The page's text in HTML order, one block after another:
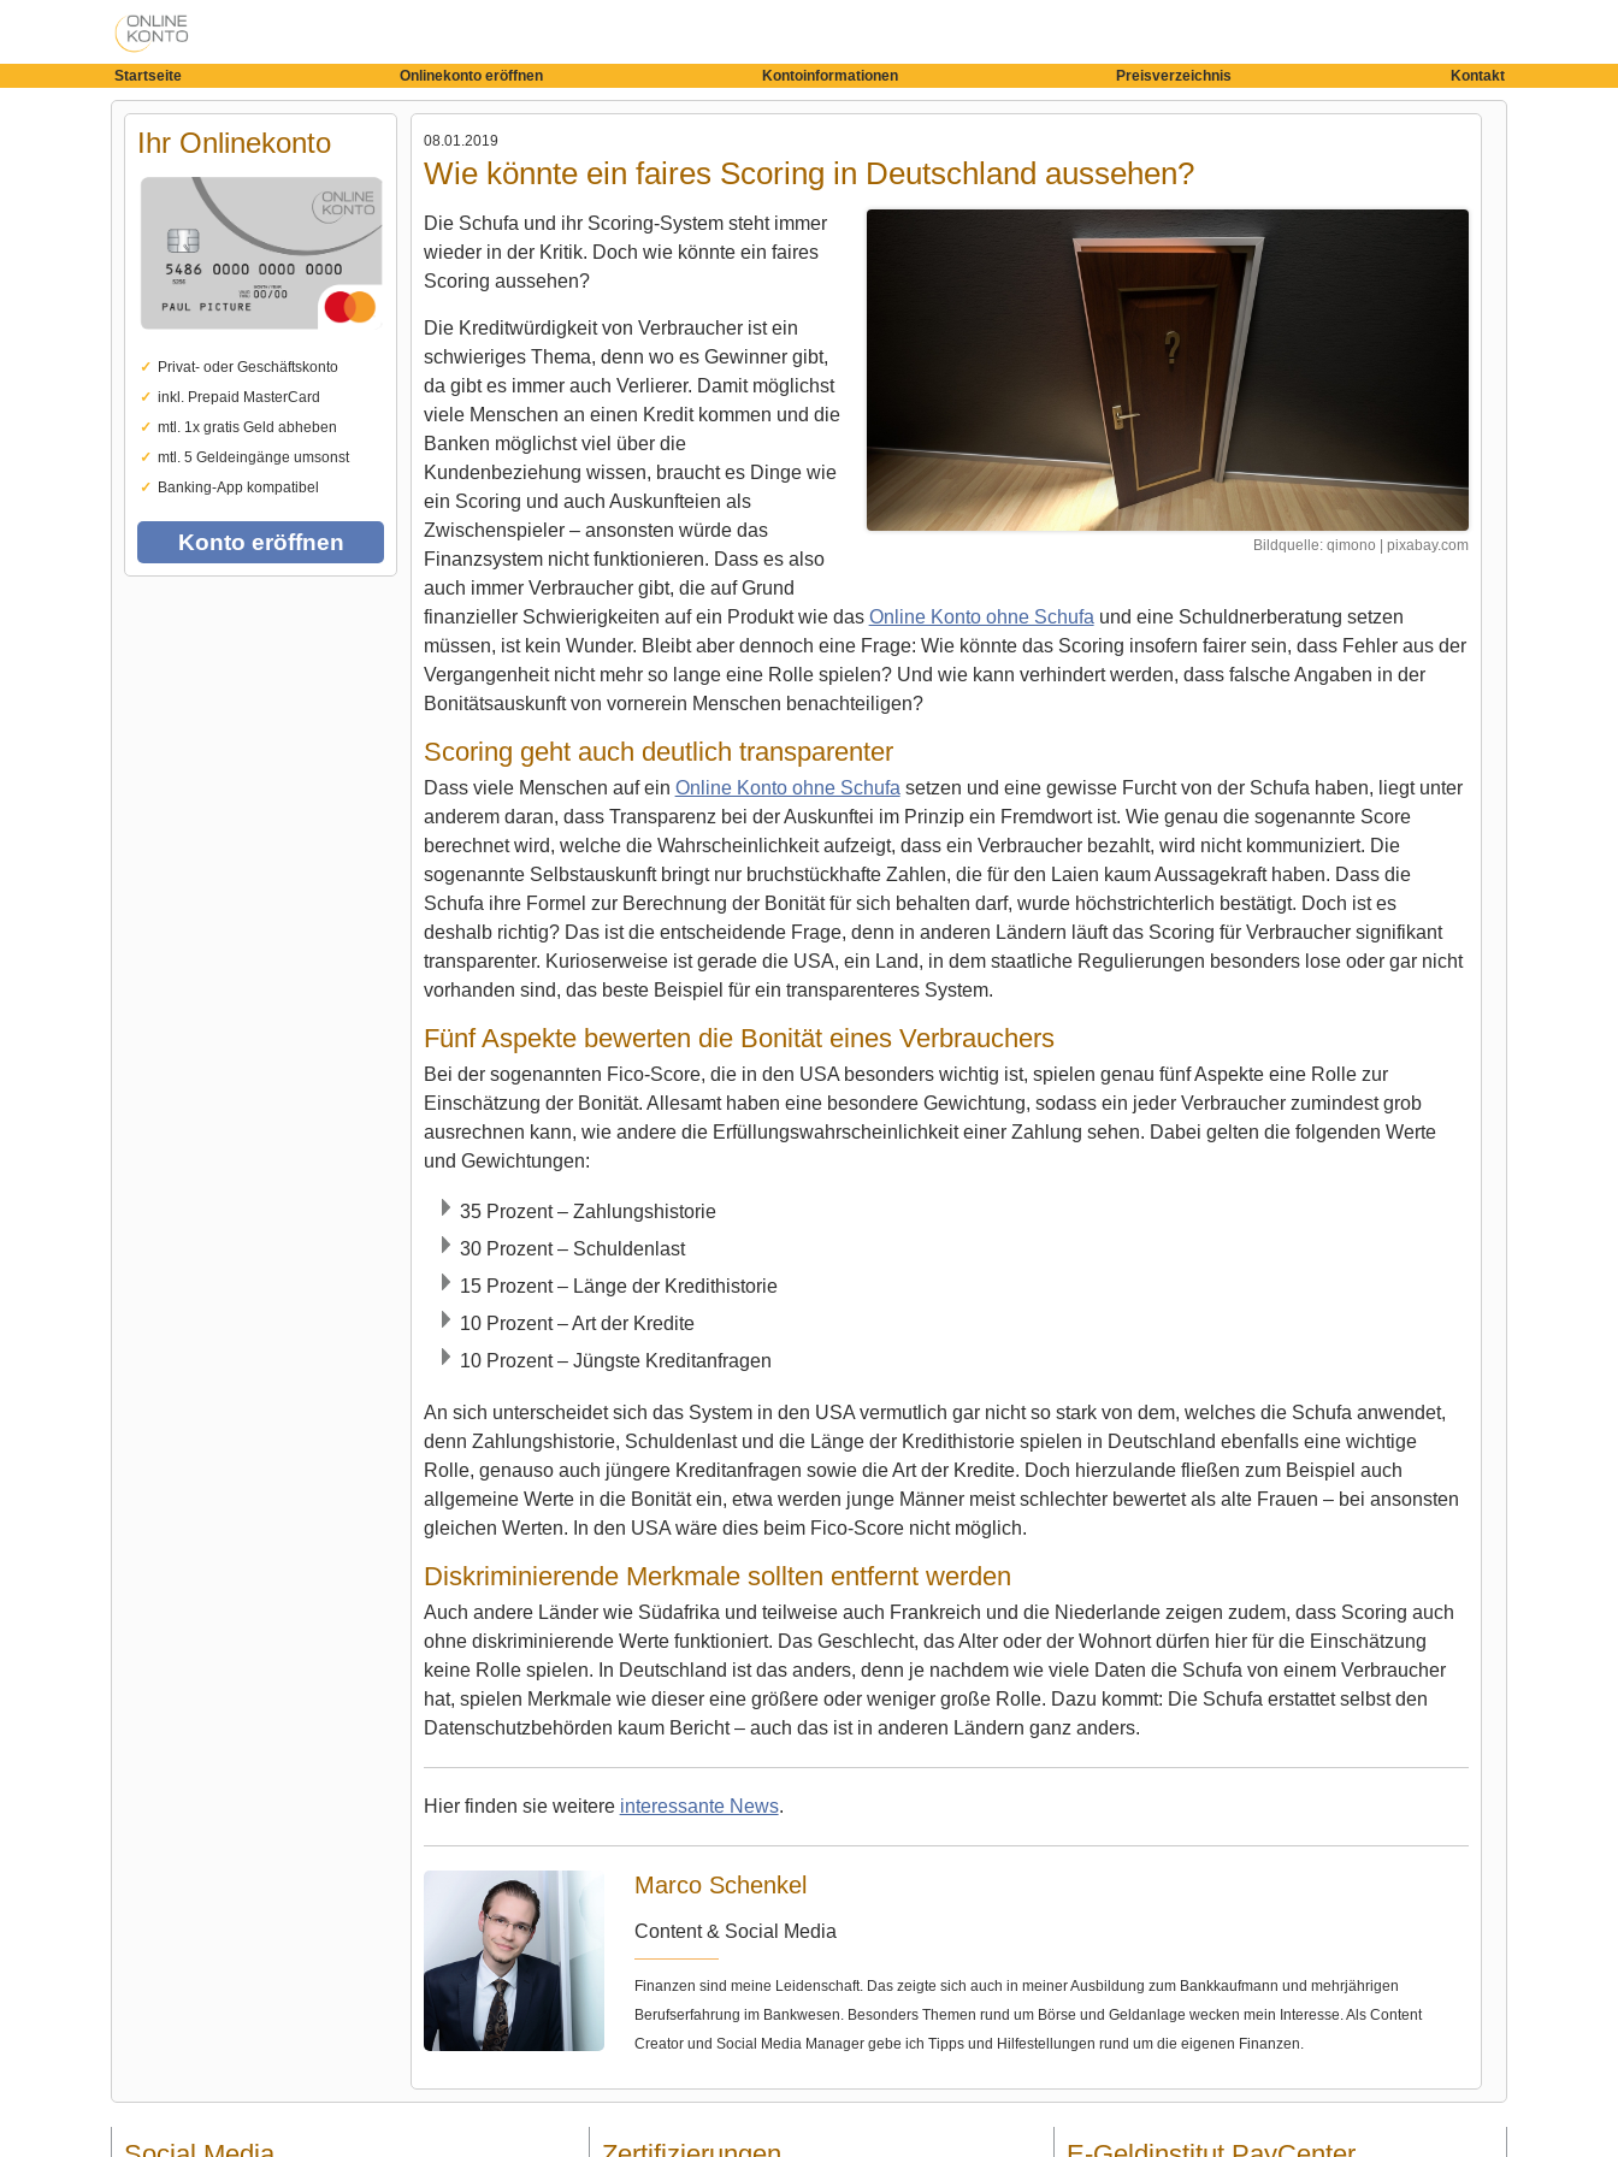
Startseite Onlinekonto eröffnen Kontoinformationen Preisverzeichnis Kontakt
Ihr Onlinekonto
Privat- oder Geschäftskonto
inkl. Prepaid MasterCard
mtl. 1x gratis Geld abheben
mtl. 5 Geldeingänge umsonst
Banking-App kompatibel
Konto eröffnen
08.01.2019
Wie könnte ein faires Scoring in Deutschland aussehen?
Bildquelle: qimono | pixabay.com
Die Schufa und ihr Scoring-System steht immer
wieder in der Kritik. Doch wie könnte ein faires
Scoring aussehen?
Die Kreditwürdigkeit von Verbraucher ist ein
schwieriges Thema, denn wo es Gewinner gibt,
da gibt es immer auch Verlierer. Damit möglichst
viele Menschen an einen Kredit kommen und die
Banken möglichst viel über die
Kundenbeziehung wissen, braucht es Dinge wie
ein Scoring und auch Auskunfteien als
Zwischenspieler – ansonsten würde das
Finanzsystem nicht funktionieren. Dass es also
auch immer Verbraucher gibt, die auf Grund
finanzieller Schwierigkeiten auf ein Produkt wie das Online Konto ohne Schufa und eine Schuldnerberatung setzen
müssen, ist kein Wunder. Bleibt aber dennoch eine Frage: Wie könnte das Scoring insofern fairer sein, dass Fehler aus der
Vergangenheit nicht mehr so lange eine Rolle spielen? Und wie kann verhindert werden, dass falsche Angaben in der
Bonitätsauskunft von vornerein Menschen benachteiligen?
Scoring geht auch deutlich transparenter
Dass viele Menschen auf ein Online Konto ohne Schufa setzen und eine gewisse Furcht von der Schufa haben, liegt unter
anderem daran, dass Transparenz bei der Auskunftei im Prinzip ein Fremdwort ist. Wie genau die sogenannte Score
berechnet wird, welche die Wahrscheinlichkeit aufzeigt, dass ein Verbraucher bezahlt, wird nicht kommuniziert. Die
sogenannte Selbstauskunft bringt nur bruchstückhafte Zahlen, die für den Laien kaum Aussagekraft haben. Dass die
Schufa ihre Formel zur Berechnung der Bonität für sich behalten darf, wurde höchstrichterlich bestätigt. Doch ist es
deshalb richtig? Das ist die entscheidende Frage, denn in anderen Ländern läuft das Scoring für Verbraucher signifikant
transparenter. Kurioserweise ist gerade die USA, ein Land, in dem staatliche Regulierungen besonders lose oder gar nicht
vorhanden sind, das beste Beispiel für ein transparenteres System.
Fünf Aspekte bewerten die Bonität eines Verbrauchers
Bei der sogenannten Fico-Score, die in den USA besonders wichtig ist, spielen genau fünf Aspekte eine Rolle zur
Einschätzung der Bonität. Allesamt haben eine besondere Gewichtung, sodass ein jeder Verbraucher zumindest grob
ausrechnen kann, wie andere die Erfüllungswahrscheinlichkeit einer Zahlung sehen. Dabei gelten die folgenden Werte
und Gewichtungen:
35 Prozent – Zahlungshistorie
30 Prozent – Schuldenlast
15 Prozent – Länge der Kredithistorie
10 Prozent – Art der Kredite
10 Prozent – Jüngste Kreditanfragen
An sich unterscheidet sich das System in den USA vermutlich gar nicht so stark von dem, welches die Schufa anwendet,
denn Zahlungshistorie, Schuldenlast und die Länge der Kredithistorie spielen in Deutschland ebenfalls eine wichtige
Rolle, genauso auch jüngere Kreditanfragen sowie die Art der Kredite. Doch hierzulande fließen zum Beispiel auch
allgemeine Werte in die Bonität ein, etwa werden junge Männer meist schlechter bewertet als alte Frauen – bei ansonsten
gleichen Werten. In den USA wäre dies beim Fico-Score nicht möglich.
Diskriminierende Merkmale sollten entfernt werden
Auch andere Länder wie Südafrika und teilweise auch Frankreich und die Niederlande zeigen zudem, dass Scoring auch
ohne diskriminierende Werte funktioniert. Das Geschlecht, das Alter oder der Wohnort dürfen hier für die Einschätzung
keine Rolle spielen. In Deutschland ist das anders, denn je nachdem wie viele Daten die Schufa von einem Verbraucher
hat, spielen Merkmale wie dieser eine größere oder weniger große Rolle. Dazu kommt: Die Schufa erstattet selbst den
Datenschutzbehörden kaum Bericht – auch das ist in anderen Ländern ganz anders.
Hier finden sie weitere interessante News.
Marco Schenkel
Content & Social Media
Finanzen sind meine Leidenschaft. Das zeigte sich auch in meiner Ausbildung zum Bankkaufmann und mehrjährigen
Berufserfahrung im Bankwesen. Besonders Themen rund um Börse und Geldanlage wecken mein Interesse. Als Content
Creator und Social Media Manager gebe ich Tipps und Hilfestellungen rund um die eigenen Finanzen.